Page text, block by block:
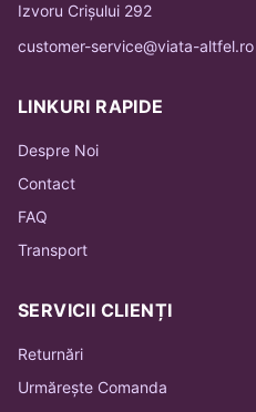
Izvoru Crișului 292
customer-service@viata-altfel.ro
LINKURI RAPIDE
Despre Noi
Contact
FAQ
Transport
SERVICII CLIENȚI
Returnări
Urmărește Comanda